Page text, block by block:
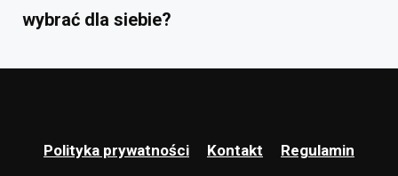
wybrać dla siebie?
Polityka prywatności Kontakt Regulamin